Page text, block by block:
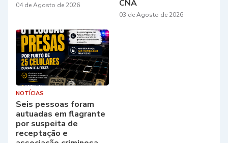
04 de Agosto de 2026 CNA
03 de Agosto de 2026
NOTÍCIAS
Seis pessoas foram
autuadas em flagrante
por suspeita de
receptação e